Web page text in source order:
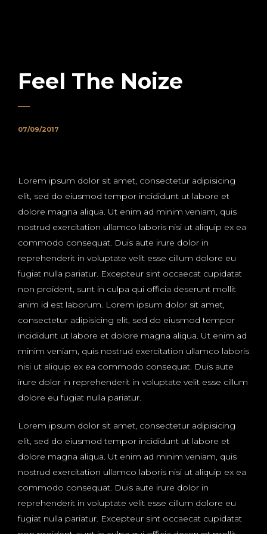
Feel The Noize
07/09/2017
Lorem ipsum dolor sit amet, consectetur adipisicing
elit, sed do eiusmod tempor incididunt ut labore et
dolore magna aliqua. Ut enim ad minim veniam, quis
nostrud exercitation ullamco laboris nisi ut aliquip ex ea
commodo consequat. Duis aute irure dolor in
reprehenderit in voluptate velit esse cillum dolore eu
fugiat nulla pariatur. Excepteur sint occaecat cupidatat
non proident, sunt in culpa qui officia deserunt mollit
anim id est laborum. Lorem ipsum dolor sit amet,
consectetur adipisicing elit, sed do eiusmod tempor
incididunt ut labore et dolore magna aliqua. Ut enim ad
minim veniam, quis nostrud exercitation ullamco laboris
nisi ut aliquip ex ea commodo consequat. Duis aute
irure dolor in reprehenderit in voluptate velit esse cillum
dolore eu fugiat nulla pariatur.
Lorem ipsum dolor sit amet, consectetur adipisicing
elit, sed do eiusmod tempor incididunt ut labore et
dolore magna aliqua. Ut enim ad minim veniam, quis
nostrud exercitation ullamco laboris nisi ut aliquip ex ea
commodo consequat. Duis aute irure dolor in
reprehenderit in voluptate velit esse cillum dolore eu
fugiat nulla pariatur. Excepteur sint occaecat cupidatat